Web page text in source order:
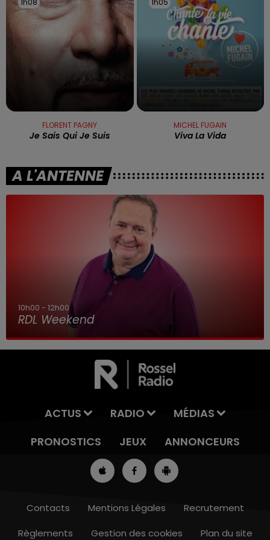
7h00 - 10h00
FLORENT PAGNY
Je Sais Qui Je Suis
MICHEL FUGAIN
Viva La Vida
A L'ANTENNE
7h00 - 10h00
RDL Week-end
ACTUS RADIO
MÉDIAS
PRONOSTICS
JEUX ANNONCEURS
Contacts Mentions Légales
Recrutement
Règlements
Gestion des cookies Plan du site